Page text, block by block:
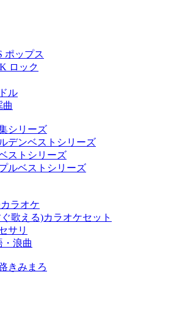
ポップス
ロック
ル
曲
シリーズ
デンベストシリーズ
ストシリーズ
ルベストシリーズ
ラオケ
歌える)カラオケセット
サリ
・浪曲
きみまろ